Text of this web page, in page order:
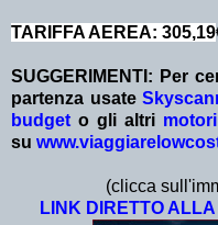
TARIFFA AEREA: 305,19
SUGGERIMENTI: Per
partenza usate
budget o gli altri
su
(clicca
LINK DIRETTO